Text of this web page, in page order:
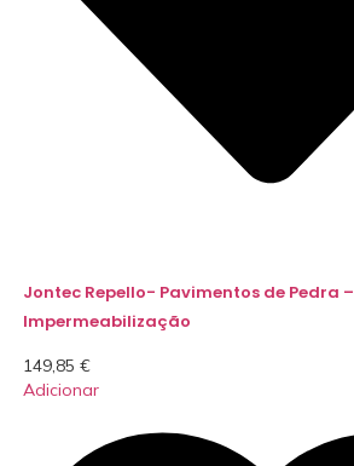
Jontec Repello- Pavimentos de Pedra –
Impermeabilização
149,85 €
Adicionar